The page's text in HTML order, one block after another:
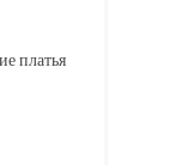
платья